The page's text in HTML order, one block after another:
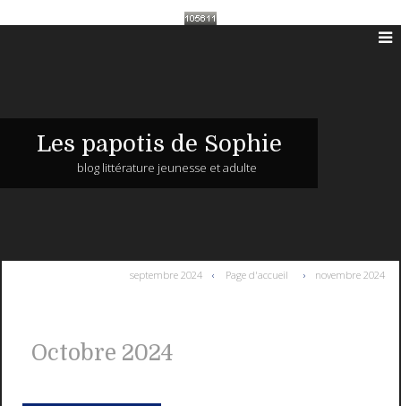
Les papotis de Sophie
blog littérature jeunesse et adulte
septembre 2024 Page d'accueil novembre 2024
Octobre 2024